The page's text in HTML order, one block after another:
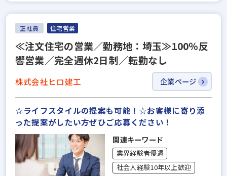
正社員 住宅営業
≪注文住宅の営業／勤務地：埼玉≫100％反
響営業／完全週休2日制／転勤なし
株式会社ヒロ建工 企業ページ
☆ライフスタイルの提案も可能！☆お客様に寄り添
った提案がしたい方ぜひご応募ください！
関連キーワード
業界経験者優遇
社会人経験10年以上歓迎